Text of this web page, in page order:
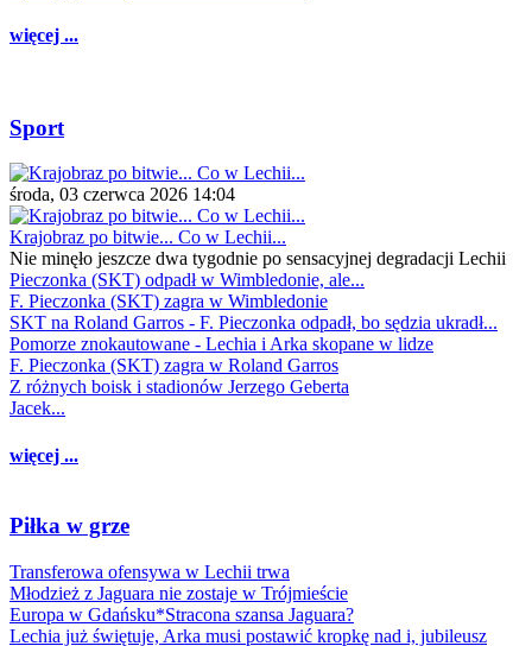
więcej ...
Sport
środa, 03 czerwca 2026 14:04
Krajobraz po bitwie... Co w Lechii...
Nie minęło jeszcze dwa tygodnie po sensacyjnej degradacji Lechii
Pieczonka (SKT) odpadł w Wimbledonie, ale...
F. Pieczonka (SKT) zagra w Wimbledonie
SKT na Roland Garros - F. Pieczonka odpadł, bo sędzia ukradł...
Pomorze znokautowane - Lechia i Arka skopane w lidze
F. Pieczonka (SKT) zagra w Roland Garros
Z różnych boisk i stadionów Jerzego Geberta
Jacek...
więcej ...
Piłka w grze
Transferowa ofensywa w Lechii trwa
Młodzież z Jaguara nie zostaje w Trójmieście
Europa w Gdańsku*Stracona szansa Jaguara?
Lechia już świętuje, Arka musi postawić kropkę nad i, jubileusz